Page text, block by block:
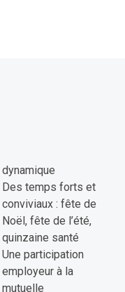
dynamique
Des temps forts et
conviviaux : fête de
Noël, fête de l’été,
quinzaine santé
Une participation
employeur à la
mutuelle